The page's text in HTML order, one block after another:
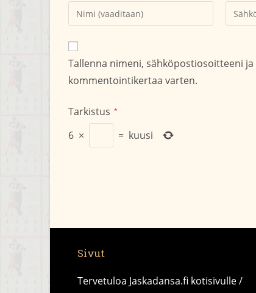
Kirjoita
nimesi
tai
käyttäjätunnuksesi
kommentoidaksesi
Kirjoita
Tallenna nimeni, sähköpostiosoitteeni
kommentointikertaa varten.
Tarkistus *
6 × = kuusi
Sivut
Tervetuloa Jaskadansa.fi kotisivulle /